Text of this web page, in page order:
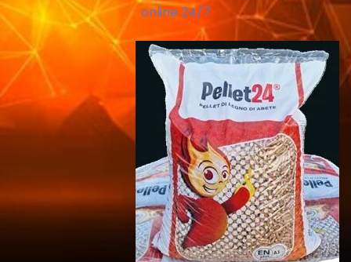
online 24/7